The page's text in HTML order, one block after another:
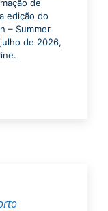
de
edição do
– Summer
de 2026,